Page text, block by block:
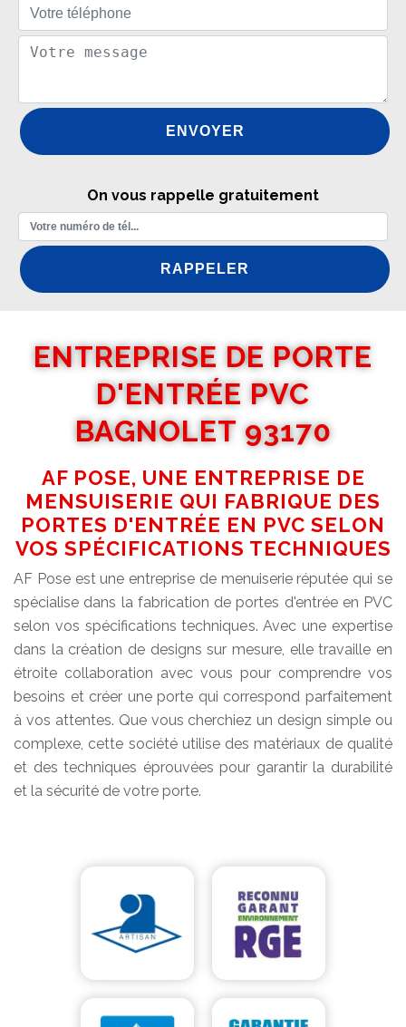
On vous rappelle gratuitement
ENTREPRISE DE PORTE
D'ENTRÉE PVC
BAGNOLET 93170
AF POSE, UNE ENTREPRISE DE
MENSUISERIE QUI FABRIQUE DES
PORTES D'ENTRÉE EN PVC SELON
VOS SPÉCIFICATIONS TECHNIQUES
AF Pose est une entreprise de menuiserie réputée qui se
spécialise dans la fabrication de portes d'entrée en PVC
selon vos spécifications techniques. Avec une expertise
dans la création de designs sur mesure, elle travaille en
étroite collaboration avec vous pour comprendre vos
besoins et créer une porte qui correspond parfaitement
à vos attentes. Que vous cherchiez un design simple ou
complexe, cette société utilise des matériaux de qualité
et des techniques éprouvées pour garantir la durabilité
et la sécurité de votre porte.